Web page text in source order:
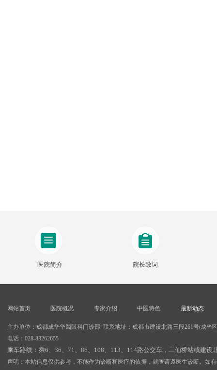
主办单位：成都成华华蜀眼科门诊部 联系地址：成都市建设北路三段261号(成华
电话：028-83262655
乘车路线：乘6、36、71、86、108、113、114路公交车，二仙桥站或建设
声明：本站信息仅供参考，不能作为诊断和医疗的依据，就医请遵医生诊断。如
网站首页 医院概况 专家介绍 中医特色 最新动态
医院简介 院长致词